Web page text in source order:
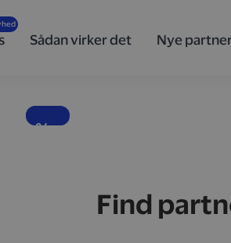
Sådan virker det Nye
10 %
og design
Find